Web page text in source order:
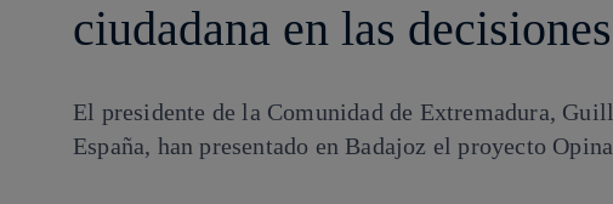
ciudadana en las
El presidente de la Comunidad de Extremadura,
España, han presentado en Badajoz el proyecto